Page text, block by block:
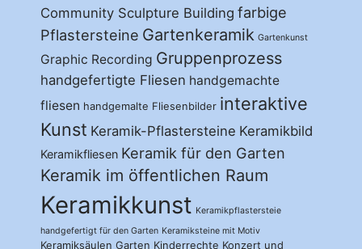
Community Sculpture Building farbige
Pflastersteine Gartenkeramik Gartenkunst
Graphic Recording Gruppenprozess
handgefertigte Fliesen handgemachte
fliesen handgemalte Fliesenbilder interaktive
Kunst Keramik-Pflastersteine Keramikbild
Keramikfliesen Keramik für den Garten
Keramik im öffentlichen Raum
Keramikkunst Keramikpflastersteie
handgefertigt für den Garten Keramiksteine mit Motiv
Keramiksäulen Garten Kinderrechte Konzert und